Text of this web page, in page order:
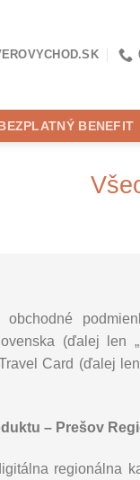
BENEFIT
obchodné
(ďalej len
Card (ďalej
– Prešov
regionálna